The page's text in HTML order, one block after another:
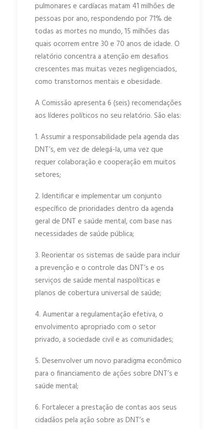
pulmonares e cardíacas matam 41 milhões de
pessoas por ano, respondendo por 71% de
todas as mortes no mundo, 15 milhões das
quais ocorrem entre 30 e 70 anos de idade. O
relatório concentra a atenção em desafios
crescentes mas muitas vezes negligenciados,
como transtornos mentais e obesidade.
A Comissão apresenta 6 (seis) recomendações
aos líderes políticos no seu relatório. São elas:
1. Assumir a responsabilidade pela agenda das
DNT’s, em vez de delegá-la, uma vez que
requer colaboração e cooperação em muitos
setores;
2. Identificar e implementar um conjunto
específico de prioridades dentro da agenda
geral de DNT e saúde mental, com base nas
necessidades de saúde pública;
3. Reorientar os sistemas de saúde para incluir
a prevenção e o controle das DNT’s e os
serviços de saúde mental naspolíticas e
planos de cobertura universal de saúde;
4. Aumentar a regulamentação efetiva, o
envolvimento apropriado com o setor
privado, a sociedade civil e as comunidades;
5. Desenvolver um novo paradigma econômico
para o financiamento de ações sobre DNT’s e
saúde mental;
6. Fortalecer a prestação de contas aos seus
cidadãos pela ação sobre as DNT’s e